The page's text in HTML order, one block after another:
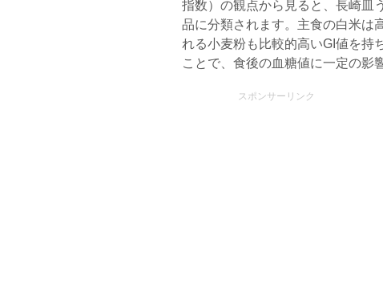
指数）の観点から見ると、長崎皿
品に分類されます。主食の白米は
れる小麦粉も比較的高いGI値を持
ことで、食後の血糖値に一定の影
スポンサーリンク